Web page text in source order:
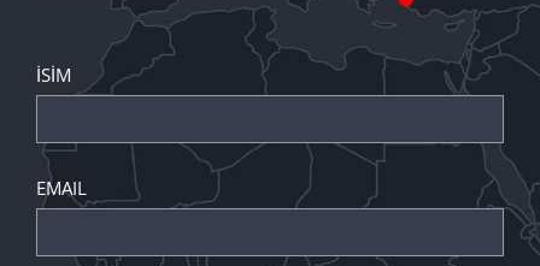
İSİM
EMAIL